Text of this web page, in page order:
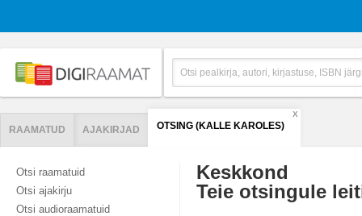
RAAMATUD AJAKIRJAD OTSING (KALLE KAROLES)
X
Otsi raamatuid
Otsi ajakirju
Otsi audioraamatuid
Keskkond
Teie otsingule